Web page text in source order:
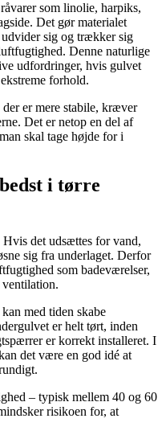
som linolie, harpiks,
Det gør materialet
sig og trækker sig
Denne naturlige
udfordringer, hvis gulvet
forhold.
er mere stabile, kræver
Det er netop en del af
skal tage højde for i
i tørre
det udsættes for vand,
sig fra underlaget. Derfor
som badeværelser,
med tiden skabe
er helt tørt, inden
er korrekt installeret. I
det være en god idé at
– typisk mellem 40 og 60
risikoen for, at